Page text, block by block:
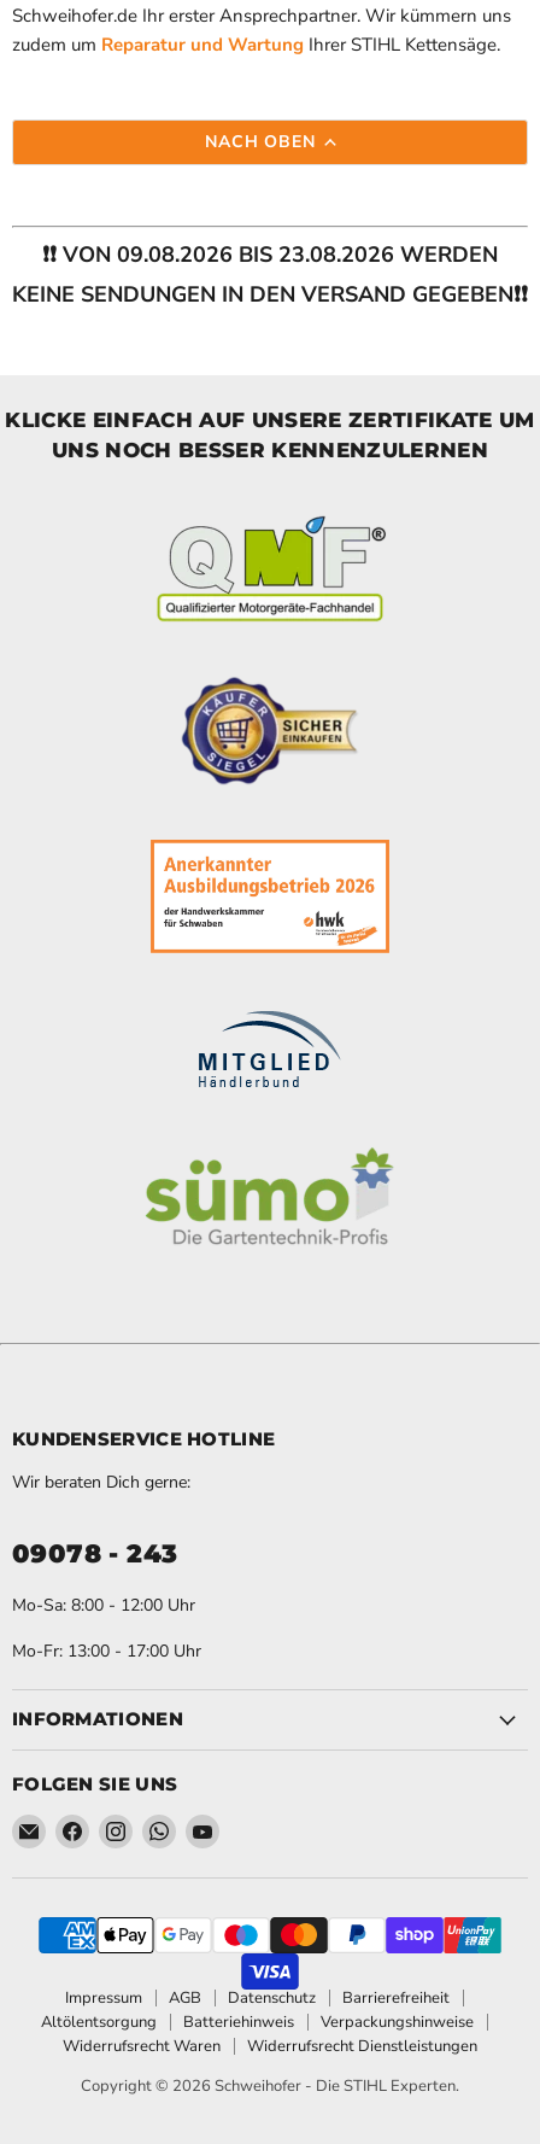
Schweihofer.de Ihr erster Ansprechpartner. Wir kümmern uns
zudem um Reparatur und Wartung Ihrer STIHL Kettensäge.
NACH OBEN
❗❗ VON 09.08.2026 BIS 23.08.2026 WERDEN
KEINE SENDUNGEN IN DEN VERSAND GEGEBEN❗❗
KLICKE EINFACH AUF UNSERE ZERTIFIKATE UM
UNS NOCH BESSER KENNENZULERNEN
KUNDENSERVICE HOTLINE
Wir beraten Dich gerne:
09078 - 243
Mo-Sa: 8:00 - 12:00 Uhr
Mo-Fr: 13:00 - 17:00 Uhr
INFORMATIONEN
FOLGEN SIE UNS
Email Schweihofer - Die STIHL Experten.
Finden Sie uns auf Facebook
Finden Sie uns auf Instagram
Finden Sie uns auf WhatsApp
Finden Sie uns auf YouTube
Impressum AGB Datenschutz
Barrierefreiheit
Altölentsorgung
Batteriehinweis
Verpackungshinweise
Widerrufsrecht Waren
Widerrufsrecht Dienstleistungen
Copyright © 2026 Schweihofer - Die STIHL Experten.